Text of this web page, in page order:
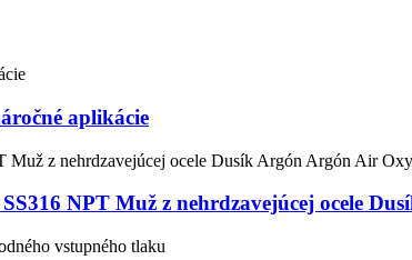
aplikácie
NPT Muž z nehrdzavejúcej ocele